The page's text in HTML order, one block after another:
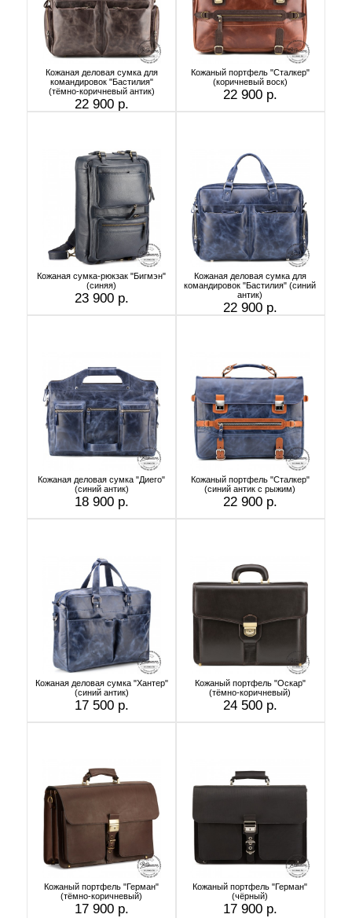
Кожаная деловая сумка для
командировок "Бастилия"
(тёмно-коричневый антик)
22 900 р.
Кожаный портфель "Сталкер"
(коричневый воск)
22 900 р.
Кожаная сумка-рюкзак "Бигмэн"
(синяя)
23 900 р.
Кожаная деловая сумка для
командировок "Бастилия" (синий
антик)
22 900 р.
Кожаная деловая сумка "Диего"
(синий антик)
18 900 р.
Кожаный портфель "Сталкер"
(синий антик с рыжим)
22 900 р.
Кожаная деловая сумка "Хантер"
(синий антик)
17 500 р.
Кожаный портфель "Оскар"
(тёмно-коричневый)
24 500 р.
Кожаный портфель "Герман"
(тёмно-коричневый)
17 900 р.
Кожаный портфель "Герман"
(чёрный)
17 900 р.